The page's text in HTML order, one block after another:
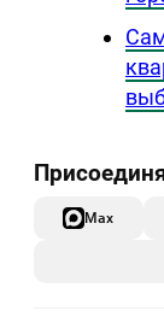
Max